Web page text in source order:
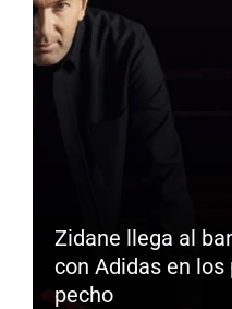
Zidane llega al
con Adidas en los
pecho